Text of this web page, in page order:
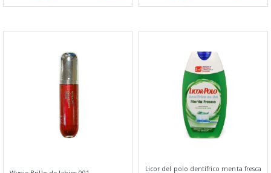
Licor del polo dentífrico menta fresca